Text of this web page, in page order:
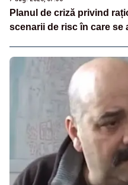
Planul de criză privind
scenarii de risc în care se